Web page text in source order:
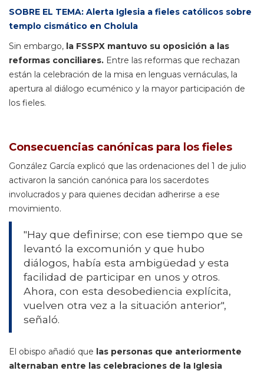
SOBRE EL TEMA: Alerta Iglesia a fieles católicos sobre
templo cismático en Cholula
Sin embargo, la FSSPX mantuvo su oposición a las
reformas conciliares. Entre las reformas que rechazan
están la celebración de la misa en lenguas vernáculas, la
apertura al diálogo ecuménico y la mayor participación de
los fieles.
Consecuencias canónicas para los fieles
González García explicó que las ordenaciones del 1 de julio
activaron la sanción canónica para los sacerdotes
involucrados y para quienes decidan adherirse a ese
movimiento.
"Hay que definirse; con ese tiempo que se
levantó la excomunión y que hubo
diálogos, había esta ambigüedad y esta
facilidad de participar en unos y otros.
Ahora, con esta desobediencia explícita,
vuelven otra vez a la situación anterior",
señaló.
El obispo añadió que las personas que anteriormente
alternaban entre las celebraciones de la Iglesia